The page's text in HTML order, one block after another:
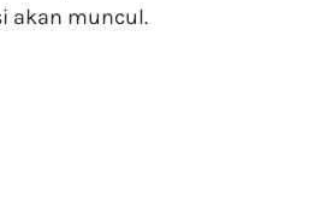
akan muncul.